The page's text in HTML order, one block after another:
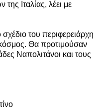
Ιταλίας, λέει με
του περιφερειάρχη
κόσμος. Θα προτιμούσαν
Ναπολιτάνοι και τους